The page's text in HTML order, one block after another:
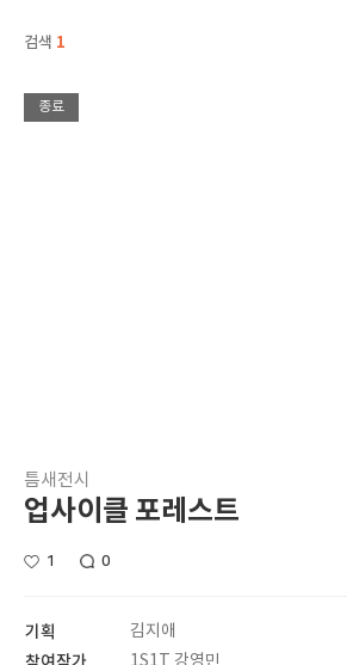
검색 1
종료
틈새전시
업사이클 포레스트
1 0
기획 김지애